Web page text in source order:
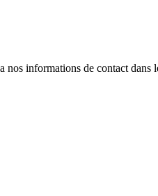
informations de contact dans